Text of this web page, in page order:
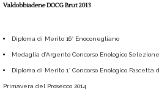
Valdobbiadene DOCG Brut 2013
Diploma di Merito 16° Enoconegliano
Medaglia d’Argento Concorso Enologico
Diploma di Merito 1° Concorso Enologico Fascetta
Primavera del Prosecco 2014